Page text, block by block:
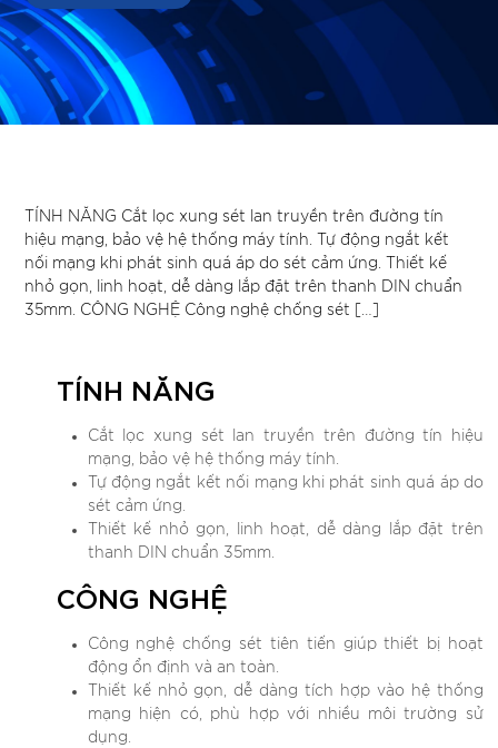
TÍNH NĂNG Cắt lọc xung sét lan truyền trên đường tín
hiệu mạng, bảo vệ hệ thống máy tính. Tự động ngắt kết
nối mạng khi phát sinh quá áp do sét cảm ứng. Thiết kế
nhỏ gọn, linh hoạt, dễ dàng lắp đặt trên thanh DIN chuẩn
35mm. CÔNG NGHỆ Công nghệ chống sét […]
TÍNH NĂNG
Cắt lọc xung sét lan truyền trên đường tín hiệu
mạng, bảo vệ hệ thống máy tính.
Tự động ngắt kết nối mạng khi phát sinh quá áp do
sét cảm ứng.
Thiết kế nhỏ gọn, linh hoạt, dễ dàng lắp đặt trên
thanh DIN chuẩn 35mm.
CÔNG NGHỆ
Công nghệ chống sét tiên tiến giúp thiết bị hoạt
động ổn định và an toàn.
Thiết kế nhỏ gọn, dễ dàng tích hợp vào hệ thống
mạng hiện có, phù hợp với nhiều môi trường sử
dụng.